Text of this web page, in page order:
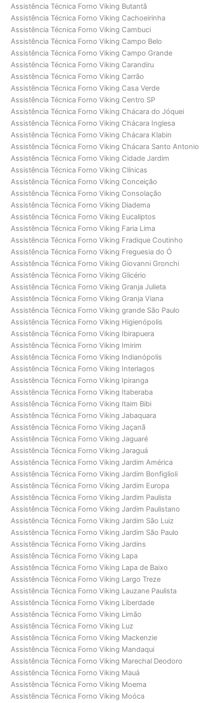
Assistência Técnica Forno Viking Butantã
Assistência Técnica Forno Viking Cachoeirinha
Assistência Técnica Forno Viking Cambuci
Assistência Técnica Forno Viking Campo Belo
Assistência Técnica Forno Viking Campo Grande
Assistência Técnica Forno Viking Carandiru
Assistência Técnica Forno Viking Carrão
Assistência Técnica Forno Viking Casa Verde
Assistência Técnica Forno Viking Centro SP
Assistência Técnica Forno Viking Chácara do Jóquei
Assistência Técnica Forno Viking Chácara Inglesa
Assistência Técnica Forno Viking Chácara Klabin
Assistência Técnica Forno Viking Chácara Santo Antonio
Assistência Técnica Forno Viking Cidade Jardim
Assistência Técnica Forno Viking Clínicas
Assistência Técnica Forno Viking Conceição
Assistência Técnica Forno Viking Consolação
Assistência Técnica Forno Viking Diadema
Assistência Técnica Forno Viking Eucaliptos
Assistência Técnica Forno Viking Faria Lima
Assistência Técnica Forno Viking Fradique Coutinho
Assistência Técnica Forno Viking Freguesia do Ó
Assistência Técnica Forno Viking Giovanni Gronchi
Assistência Técnica Forno Viking Glicério
Assistência Técnica Forno Viking Granja Julieta
Assistência Técnica Forno Viking Granja Viana
Assistência Técnica Forno Viking grande São Paulo
Assistência Técnica Forno Viking Higienópolis
Assistência Técnica Forno Viking Ibirapuera
Assistência Técnica Forno Viking Imirim
Assistência Técnica Forno Viking Indianópolis
Assistência Técnica Forno Viking Interlagos
Assistência Técnica Forno Viking Ipiranga
Assistência Técnica Forno Viking Itaberaba
Assistência Técnica Forno Viking Itaim Bibi
Assistência Técnica Forno Viking Jabaquara
Assistência Técnica Forno Viking Jaçanã
Assistência Técnica Forno Viking Jaguaré
Assistência Técnica Forno Viking Jaraguá
Assistência Técnica Forno Viking Jardim América
Assistência Técnica Forno Viking Jardim Bonfiglioli
Assistência Técnica Forno Viking Jardim Europa
Assistência Técnica Forno Viking Jardim Paulista
Assistência Técnica Forno Viking Jardim Paulistano
Assistência Técnica Forno Viking Jardim São Luiz
Assistência Técnica Forno Viking Jardim São Paulo
Assistência Técnica Forno Viking Jardins
Assistência Técnica Forno Viking Lapa
Assistência Técnica Forno Viking Lapa de Baixo
Assistência Técnica Forno Viking Largo Treze
Assistência Técnica Forno Viking Lauzane Paulista
Assistência Técnica Forno Viking Liberdade
Assistência Técnica Forno Viking Limão
Assistência Técnica Forno Viking Luz
Assistência Técnica Forno Viking Mackenzie
Assistência Técnica Forno Viking Mandaqui
Assistência Técnica Forno Viking Marechal Deodoro
Assistência Técnica Forno Viking Mauá
Assistência Técnica Forno Viking Moema
Assistência Técnica Forno Viking Moóca